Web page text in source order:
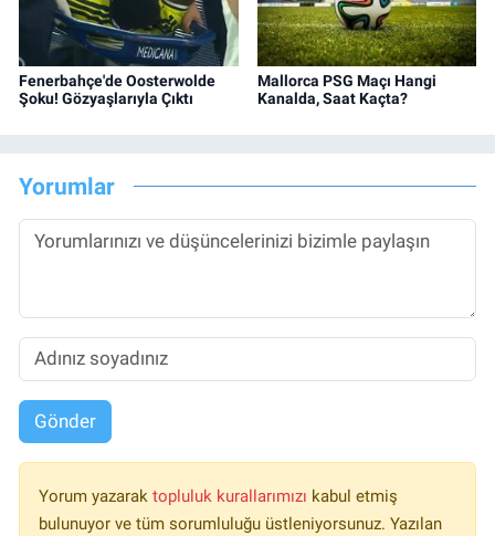
Fenerbahçe'de Oosterwolde
Şoku! Gözyaşlarıyla Çıktı
Mallorca PSG Maçı Hangi
Kanalda, Saat Kaçta?
Yorumlar
Gönder
Yorum yazarak topluluk kurallarımızı kabul etmiş
bulunuyor ve tüm sorumluluğu üstleniyorsunuz. Yazılan